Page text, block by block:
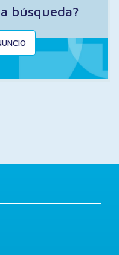
búsqueda?